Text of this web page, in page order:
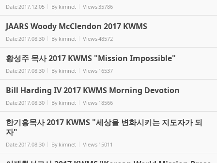
Date 2017.12.05 By kimnet Views 35786
JAARS Woody McClendon 2017 KWMS
Date 2017.08.30 By kimnet Views48572
황성주 목사 2017 KWMS "Mission Impossible"
Date 2017.08.30 By kimnet Views 16537
Bill Harding IV 2017 KWMS Morning Devotion
Date 2017.08.30 By kimnet Views 18566
한기홍목사 2017 KWMS "세상을 변화시키는 지도자가 되
자"
Date 2017.08.30 By kimnet Views 15011